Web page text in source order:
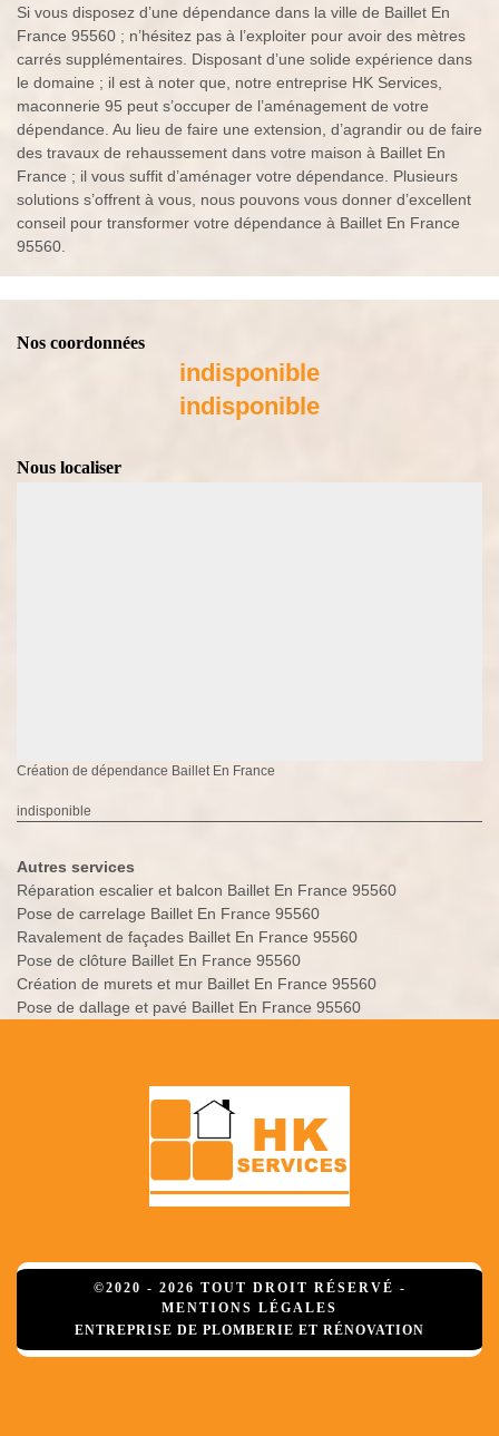
Si vous disposez d’une dépendance dans la ville de Baillet En
France 95560 ; n’hésitez pas à l’exploiter pour avoir des mètres
carrés supplémentaires. Disposant d’une solide expérience dans
le domaine ; il est à noter que, notre entreprise HK Services,
maconnerie 95 peut s’occuper de l’aménagement de votre
dépendance. Au lieu de faire une extension, d’agrandir ou de faire
des travaux de rehaussement dans votre maison à Baillet En
France ; il vous suffit d’aménager votre dépendance. Plusieurs
solutions s’offrent à vous, nous pouvons vous donner d’excellent
conseil pour transformer votre dépendance à Baillet En France
95560.
Nos coordonnées
indisponible
indisponible
Nous localiser
Création de dépendance Baillet En France
indisponible
Autres services
Réparation escalier et balcon Baillet En France 95560
Pose de carrelage Baillet En France 95560
Ravalement de façades Baillet En France 95560
Pose de clôture Baillet En France 95560
Création de murets et mur Baillet En France 95560
Pose de dallage et pavé Baillet En France 95560
©2020 - 2026 TOUT DROIT RÉSERVÉ -
MENTIONS LÉGALES
ENTREPRISE DE PLOMBERIE ET RÉNOVATION